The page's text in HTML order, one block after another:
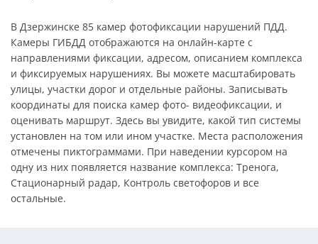
В Дзержинске 85 камер фотофиксации нарушений ПДД.
Камеры ГИБДД отображаются на онлайн-карте c
направлениями фиксации, адресом, описанием комплекса
и фиксируемых нарушениях. Вы можете масштабировать
улицы, участки дорог и отдельные районы. Записывать
координаты для поиска камер фото- видеофиксации, и
оценивать маршрут. Здесь вы увидите, какой тип системы
установлен на том или ином участке. Места расположения
отмечены пиктограммами. При наведении курсором на
одну из них появляется название комплекса: Тренога,
Стационарный радар, Контроль светофоров и все
остальные.